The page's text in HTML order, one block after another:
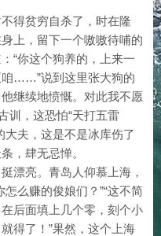
得贫穷自杀了，时在隆
上，留下一个嗷嗷待哺的
“你这个狗养的，上来一
咱……”说到这里张大狗的
继续地愤慨。对此我不愿
训，这恐怕“天打五雷
大夫，这是不是冰库伤了
，肆无忌惮。
漂亮。青岛人仰慕上海，
么赚的俊娘们？”“这不简
后面填上几个零，刻个小
得了！”果然，这个上海